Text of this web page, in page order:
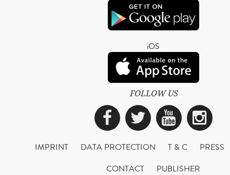
iOS
FOLLOW US
Facebook
Twitter
IMPRINT DATA PROTECTION T & C
PRESS
CONTACT
PUBLISHER